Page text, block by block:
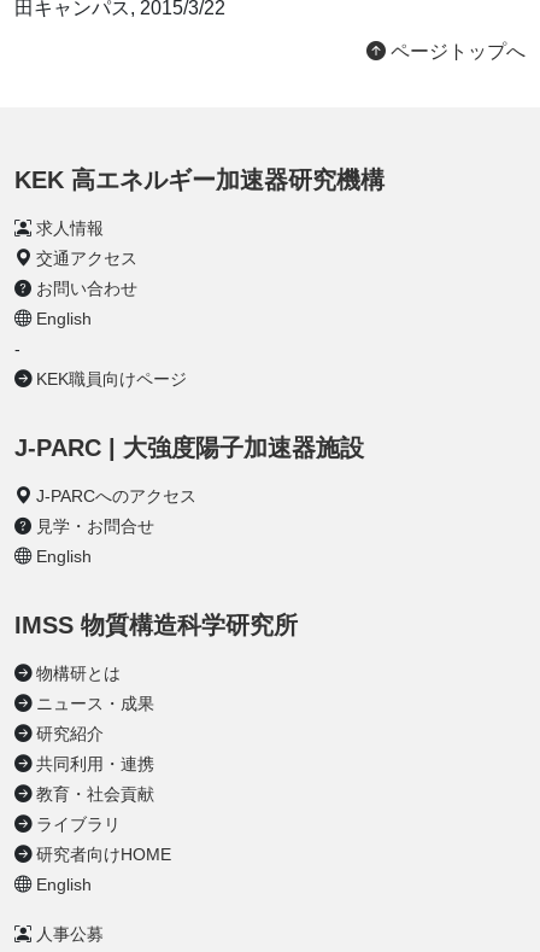
田キャンパス, 2015/3/22
ページトップへ
KEK 高エネルギー加速器研究機構
求人情報
交通アクセス
お問い合わせ
English
-
KEK職員向けページ
J-PARC | 大強度陽子加速器施設
J-PARCへのアクセス
見学・お問合せ
English
IMSS 物質構造科学研究所
物構研とは
ニュース・成果
研究紹介
共同利用・連携
教育・社会貢献
ライブラリ
研究者向けHOME
English
人事公募